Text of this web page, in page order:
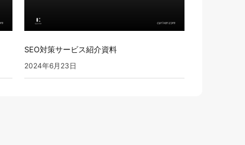
SEO対策サービス紹介資料
2024年6月23日